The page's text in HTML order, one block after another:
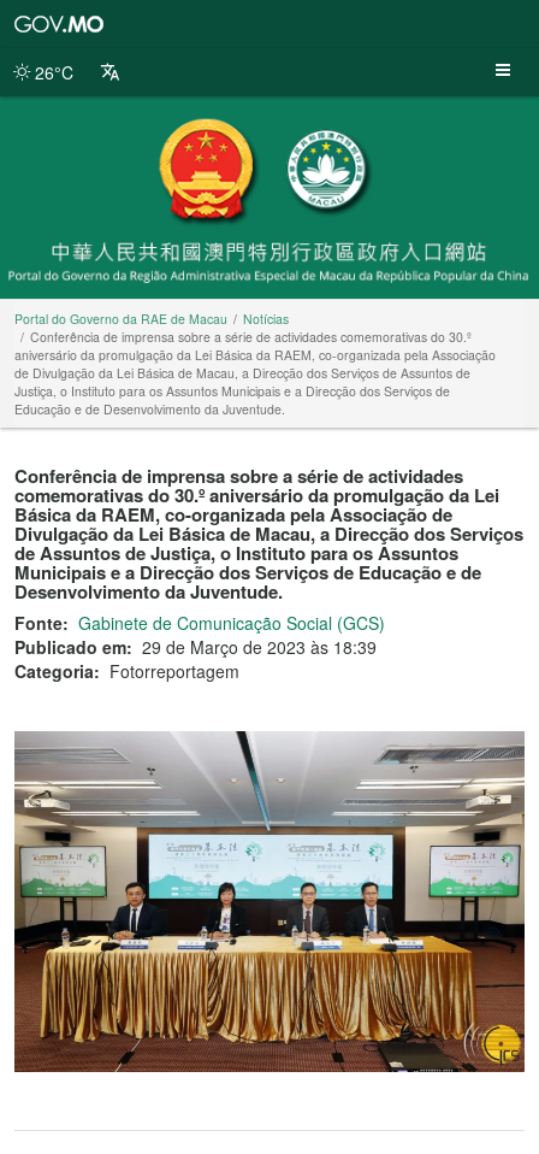
da
26°C
Portal do Governo da RAE de Macau
Notícias
Conferência de imprensa sobre a série de actividades comemorativas do 30.º
aniversário da promulgação da Lei Básica da RAEM, co-organizada pela Associação
de Divulgação da Lei Básica de Macau, a Direcção dos Serviços de Assuntos de
Justiça, o Instituto para os Assuntos Municipais e a Direcção dos Serviços de
Educação e de Desenvolvimento da Juventude.
Conferência de imprensa sobre a série de actividades
comemorativas do 30.º aniversário da promulgação da Lei
Básica da RAEM, co-organizada pela Associação de
Divulgação da Lei Básica de Macau, a Direcção dos Serviços
de Assuntos de Justiça, o Instituto para os Assuntos
Municipais e a Direcção dos Serviços de Educação e de
Desenvolvimento da Juventude.
Fonte: Gabinete de Comunicação Social (GCS)
Publicado em: 29 de Março de 2023 às 18:39
Categoria: Fotorreportagem